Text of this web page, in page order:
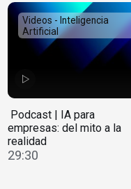
Videos - Inteligencia
Artificial
️ Podcast | IA para
empresas: del mito a la
realidad
29:30